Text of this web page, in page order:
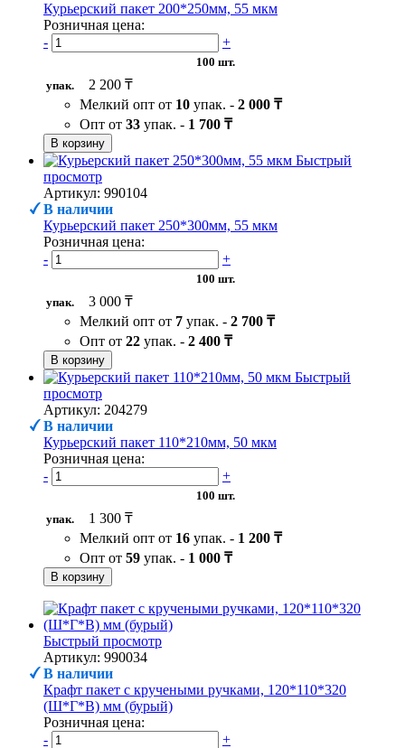
Курьерский пакет 200*250мм, 55 мкм
Розничная цена:
-
+
100 шт.
упак.
2 200 ₸
Мелкий опт от 10 упак. - 2 000 ₸
Опт от 33 упак. - 1 700 ₸
В корзину
Быстрый
просмотр
Артикул: 990104
В наличии
Курьерский пакет 250*300мм, 55 мкм
Розничная цена:
-
+
100 шт.
упак.
3 000 ₸
Мелкий опт от 7 упак. - 2 700 ₸
Опт от 22 упак. - 2 400 ₸
В корзину
Быстрый
просмотр
Артикул: 204279
В наличии
Курьерский пакет 110*210мм, 50 мкм
Розничная цена:
-
+
100 шт.
упак.
1 300 ₸
Мелкий опт от 16 упак. - 1 200 ₸
Опт от 59 упак. - 1 000 ₸
В корзину
Быстрый просмотр
Артикул: 990034
В наличии
Крафт пакет с кручеными ручками, 120*110*320
(Ш*Г*В) мм (бурый)
Розничная цена:
-
+